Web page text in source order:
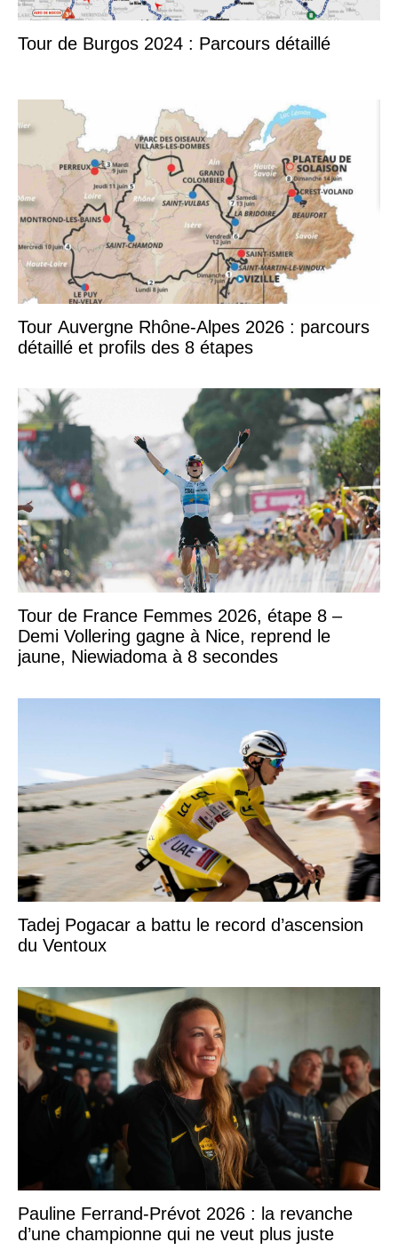
Tour de Burgos 2024 : Parcours détaillé
Tour Auvergne Rhône-Alpes 2026 : parcours
détaillé et profils des 8 étapes
Tour de France Femmes 2026, étape 8 –
Demi Vollering gagne à Nice, reprend le
jaune, Niewiadoma à 8 secondes
Tadej Pogacar a battu le record d’ascension
du Ventoux
Pauline Ferrand-Prévot 2026 : la revanche
d’une championne qui ne veut plus juste